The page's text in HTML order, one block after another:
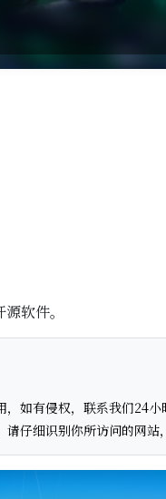
软件。
如有侵权，联系我们24小
仔细识别你所访问的网站